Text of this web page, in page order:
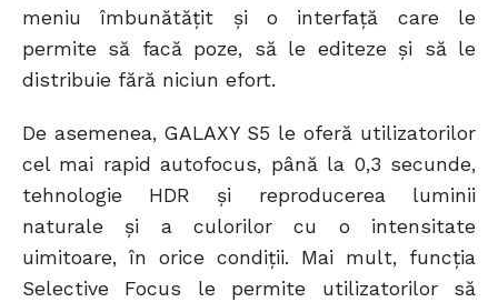
meniu îmbunătățit și o interfață care le
permite să facă poze, să le editeze și să le
distribuie fără niciun efort.
De asemenea, GALAXY S5 le oferă utilizatorilor
cel mai rapid autofocus, până la 0,3 secunde,
tehnologie HDR și reproducerea luminii
naturale și a culorilor cu o intensitate
uimitoare, în orice condiții. Mai mult, funcția
Selective Focus le permite utilizatorilor să